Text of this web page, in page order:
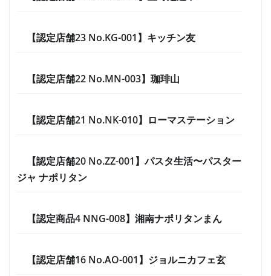
【認定店舗23 No.KG-001】キッチン友
【認定店舗22 No.MN-003】珈琲山
【認定店舗21 No.NK-010】ローマステーション
【認定店舗20 No.ZZ-001】パスタ生活〜パスター
ジャ ナポリタン
【認定商品4 NNG-008】湘南ナポリタンまん
【認定店舗16 No.AO-001】ジョルニカフェ玄